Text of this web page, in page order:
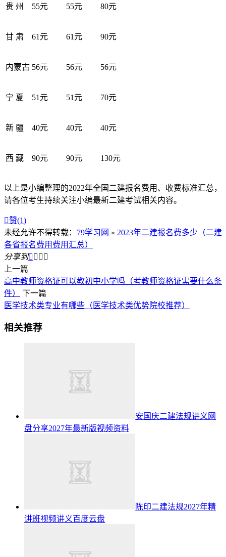
贵 州 55元 55元 80元
甘 肃 61元 61元 90元
内蒙古 56元 56元 56元
宁 夏 51元 51元 70元
新 疆 40元 40元 40元
西 藏 90元 90元 130元
以上是小编整理的2022年全国二建报名费用、收费标准汇总，
请各位考生持续关注小编最新二建考试相关内容。
赞(1)
未经允许不得转载： 79学习网 » 2023年二建报名费多少（二建
各省报名费用费用汇总）
分享到   
上一篇
高中教师资格证可以教初中小学吗（考教师资格证需要什么条
件）
下一篇
医学技术类专业有哪些（医学技术类优势院校推荐）
相关推荐
安国庆二建法规讲义网
盘分享2027年最新版视频资料
陈印二建法规2027年精
讲班视频讲义百度云盘